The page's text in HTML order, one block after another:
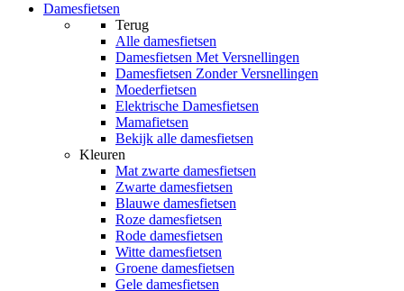
Damesfietsen
Terug
Alle damesfietsen
Damesfietsen Met Versnellingen
Damesfietsen Zonder Versnellingen
Moederfietsen
Elektrische Damesfietsen
Mamafietsen
Bekijk alle damesfietsen
Kleuren
Mat zwarte damesfietsen
Zwarte damesfietsen
Blauwe damesfietsen
Roze damesfietsen
Rode damesfietsen
Witte damesfietsen
Groene damesfietsen
Gele damesfietsen